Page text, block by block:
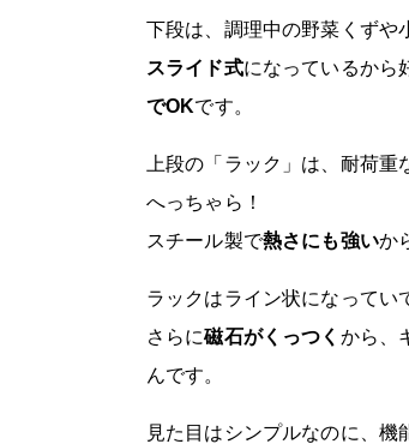
下段は、調理中の野菜くずや
スライド式になっているから
でOKです。
上段の「ラック」は、耐荷
へっちゃら！
スチール製で熱さにも強いか
ラックはライン状になってい
さらに磁石がくっつく から、
んです。
見た目はシンプルなのに、機